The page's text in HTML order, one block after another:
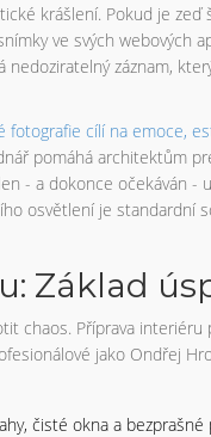
krášlení. Pokud je
ve svých webových
nedoziratelný záznam,
fotografie cílí na emoce,
pomáhá architektům
- a dokonce očekáván -
osvětlení je standardní
Základ
chaos. Příprava
jako Ondřej
čisté okna a